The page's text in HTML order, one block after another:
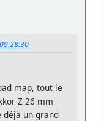
map, tout le
Z 26 mm
un grand